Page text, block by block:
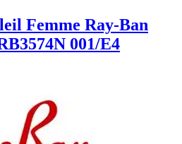
Femme Ray-Ban
001/E4